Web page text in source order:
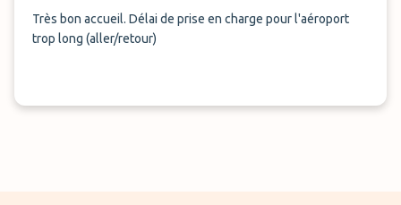
Très bon accueil. Délai de prise en charge pour l'aéroport
trop long (aller/retour)